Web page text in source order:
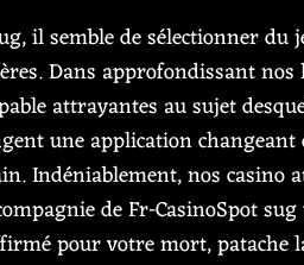
il semble de sélectionner
Dans approfondissant
attrayantes au sujet
une application
Indéniablement, nos casino
de Fr-CasinoSpot
pour votre mort,